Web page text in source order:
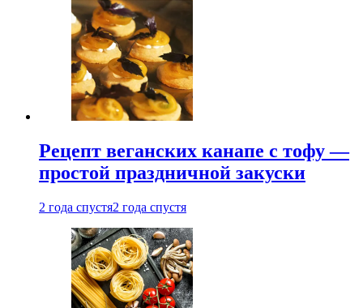
Рецепт веганских канапе с тофу —
простой праздничной закуски
2 года спустя2 года спустя